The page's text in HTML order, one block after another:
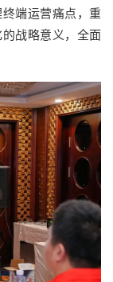
端运营痛点，重
战略意义，全面